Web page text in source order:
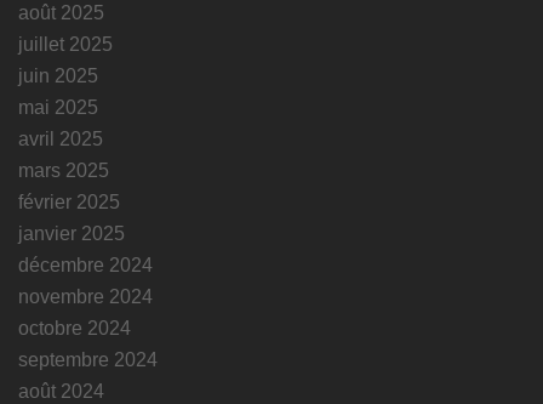
août 2025
juillet 2025
juin 2025
mai 2025
avril 2025
mars 2025
février 2025
janvier 2025
décembre 2024
novembre 2024
octobre 2024
septembre 2024
août 2024